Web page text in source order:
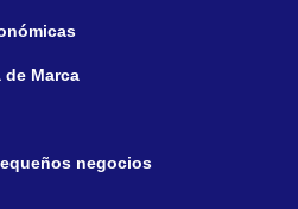
de Marca
negocios